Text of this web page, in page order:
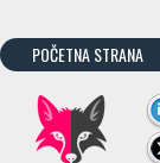
POČETNA STRANA